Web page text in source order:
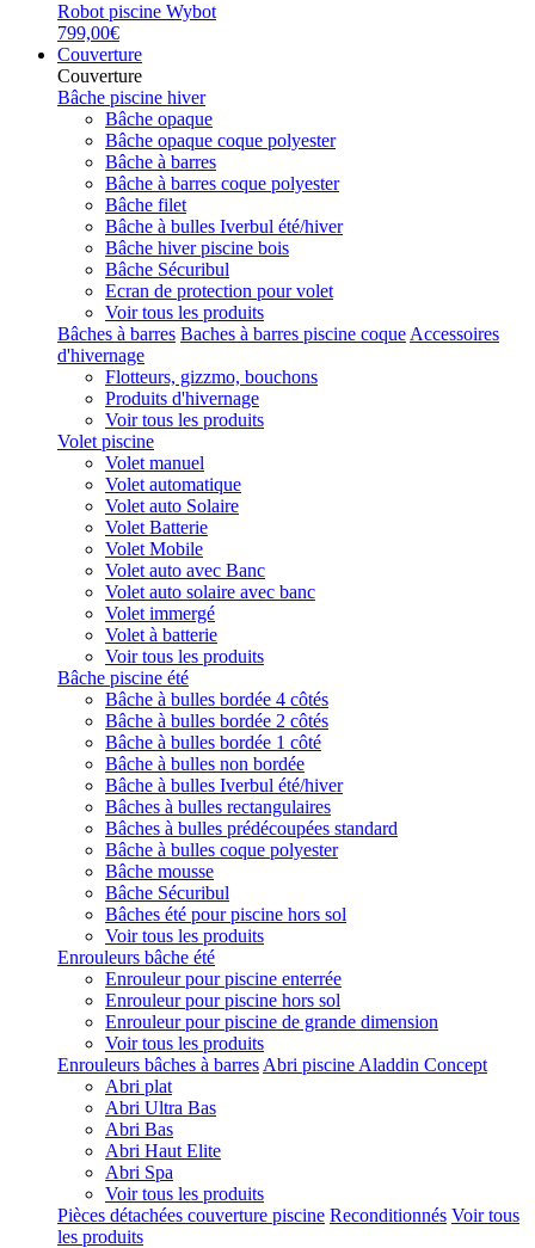
Robot piscine Wybot
799,00€
Couverture
Couverture
Bâche piscine hiver
Bâche opaque
Bâche opaque coque polyester
Bâche à barres
Bâche à barres coque polyester
Bâche filet
Bâche à bulles Iverbul été/hiver
Bâche hiver piscine bois
Bâche Sécuribul
Ecran de protection pour volet
Voir tous les produits
Bâches à barres Baches à barres piscine coque Accessoires
d'hivernage
Flotteurs, gizzmo, bouchons
Produits d'hivernage
Voir tous les produits
Volet piscine
Volet manuel
Volet automatique
Volet auto Solaire
Volet Batterie
Volet Mobile
Volet auto avec Banc
Volet auto solaire avec banc
Volet immergé
Volet à batterie
Voir tous les produits
Bâche piscine été
Bâche à bulles bordée 4 côtés
Bâche à bulles bordée 2 côtés
Bâche à bulles bordée 1 côté
Bâche à bulles non bordée
Bâche à bulles Iverbul été/hiver
Bâches à bulles rectangulaires
Bâches à bulles prédécoupées standard
Bâche à bulles coque polyester
Bâche mousse
Bâche Sécuribul
Bâches été pour piscine hors sol
Voir tous les produits
Enrouleurs bâche été
Enrouleur pour piscine enterrée
Enrouleur pour piscine hors sol
Enrouleur pour piscine de grande dimension
Voir tous les produits
Enrouleurs bâches à barres Abri piscine Aladdin Concept
Abri plat
Abri Ultra Bas
Abri Bas
Abri Haut Elite
Abri Spa
Voir tous les produits
Pièces détachées couverture piscine Reconditionnés Voir tous
les produits